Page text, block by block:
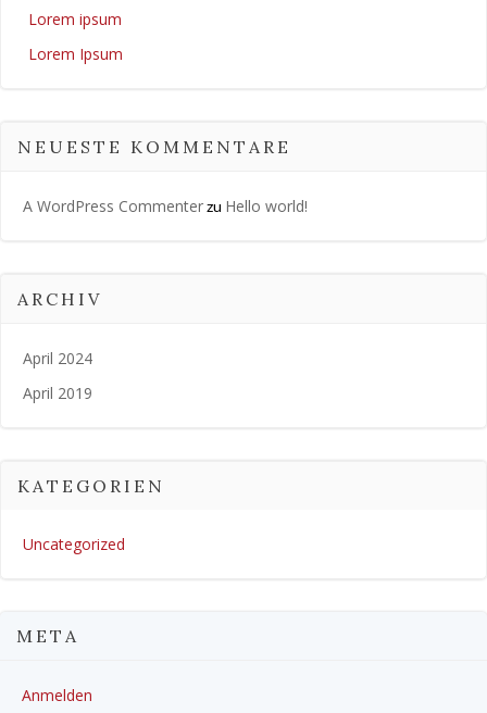
Lorem ipsum
Lorem Ipsum
NEUESTE KOMMENTARE
A WordPress Commenterzu Hello world!
ARCHIV
April 2024
April 2019
KATEGORIEN
Uncategorized
META
Anmelden